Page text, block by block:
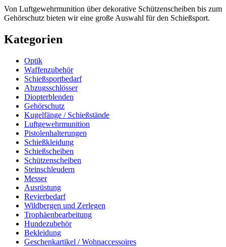
Von Luftgewehrmunition über dekorative Schützenscheiben bis zum
Gehörschutz bieten wir eine große Auswahl für den Schießsport.
Kategorien
Optik
Waffenzubehör
Schießsportbedarf
Abzugsschlösser
Diopterblenden
Gehörschutz
Kugelfänge / Schießstände
Luftgewehrmunition
Pistolenhalterungen
Schießkleidung
Schießscheiben
Schützenscheiben
Steinschleudern
Messer
Ausrüstung
Revierbedarf
Wildbergen und Zerlegen
Trophäenbearbeitung
Hundezubehör
Bekleidung
Geschenkartikel / Wohnaccessoires